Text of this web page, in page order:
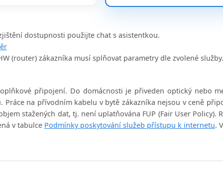
dostupnosti použijte chat s asistentkou.
(router) zákazníka musí splňovat parametry dle zvolené služby.
připojení. Do domácnosti je přiveden optický nebo
na přívodním kabelu v bytě zákazníka nejsou v ceně
stažených dat, tj. není uplatňována FUP (Fair User
v tabulce Podmínky poskytování služeb přístupu k internetu.